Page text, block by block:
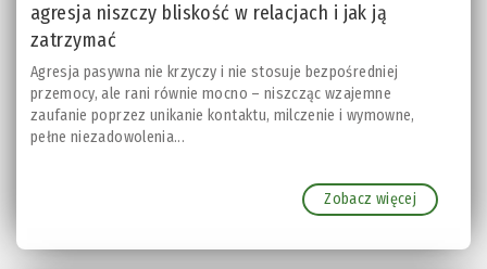
agresja niszczy bliskość w relacjach i jak ją
zatrzymać
Agresja pasywna nie krzyczy i nie stosuje bezpośredniej
przemocy, ale rani równie mocno – niszcząc wzajemne
zaufanie poprzez unikanie kontaktu, milczenie i wymowne,
pełne niezadowolenia...
Zobacz więcej